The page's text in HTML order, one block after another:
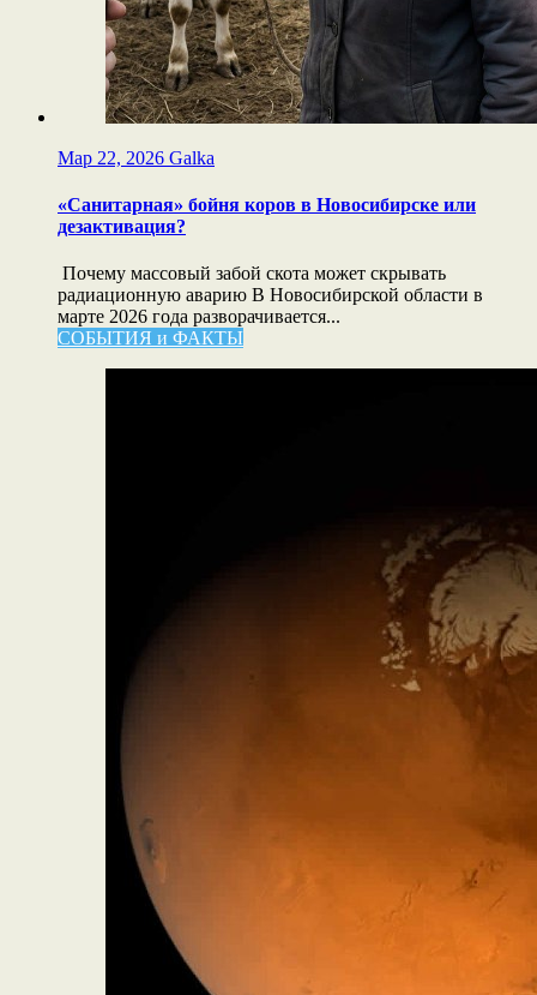
Мар 22, 2026 Galka
«Санитарная» бойня коров в Новосибирске или
дезактивация?
Почему массовый забой скота может скрывать
радиационную аварию В Новосибирской области в
марте 2026 года разворачивается...
СОБЫТИЯ и ФАКТЫ